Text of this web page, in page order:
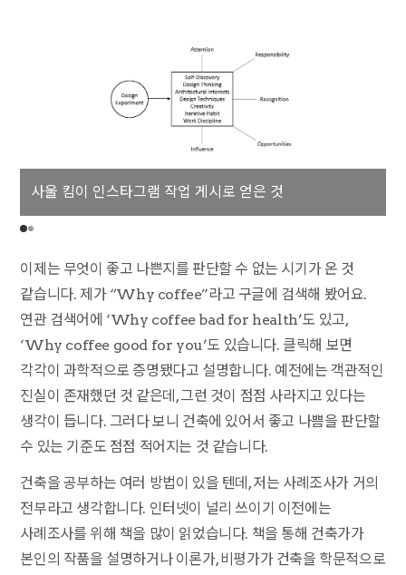
사울 킴이 인스타그램 작업 게시로 얻은 것
이제는 무엇이 좋고 나쁜지를 판단할 수 없는 시기가 온 것
같습니다. 제가 “Why coffee”라고 구글에 검색해 봤어요.
연관 검색어에 ‘Why coffee bad for health’도 있고,
‘Why coffee good for you’도 있습니다. 클릭해 보면
각각이 과학적으로 증명됐다고 설명합니다. 예전에는 객관적인
진실이 존재했던 것 같은데, 그런 것이 점점 사라지고 있다는
생각이 듭니다. 그러다 보니 건축에 있어서 좋고 나쁨을 판단할
수 있는 기준도 점점 적어지는 것 같습니다.
건축을 공부하는 여러 방법이 있을 텐데, 저는 사례조사가 거의
전부라고 생각합니다. 인터넷이 널리 쓰이기 이전에는
사례조사를 위해 책을 많이 읽었습니다. 책을 통해 건축가가
본인의 작품을 설명하거나 이론가, 비평가가 건축을 학문적으로